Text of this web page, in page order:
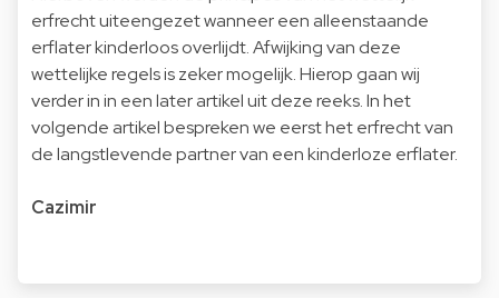
erfrecht uiteengezet wanneer een alleenstaande
erflater kinderloos overlijdt. Afwijking van deze
wettelijke regels is zeker mogelijk. Hierop gaan wij
verder in in een later artikel uit deze reeks. In het
volgende artikel bespreken we eerst het erfrecht van
de langstlevende partner van een kinderloze erflater.
Cazimir